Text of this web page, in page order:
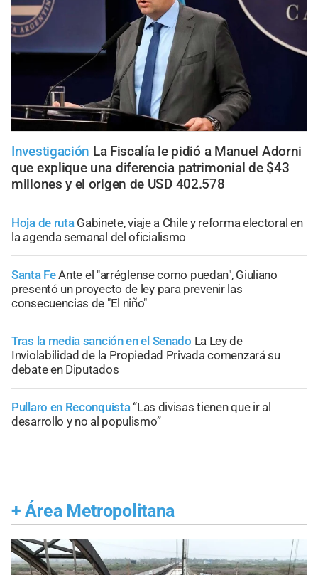
Investigación La Fiscalía le pidió a Manuel Adorni
que explique una diferencia patrimonial de $43
millones y el origen de USD 402.578
Hoja de ruta Gabinete, viaje a Chile y reforma electoral en
la agenda semanal del oficialismo
Santa FeAnte el "arréglense como puedan", Giuliano
presentó un proyecto de ley para prevenir las
consecuencias de "El niño"
Tras la media sanción en el Senado La Ley de
Inviolabilidad de la Propiedad Privada comenzará su
debate en Diputados
Pullaro en Reconquista“Las divisas tienen que ir al
desarrollo y no al populismo”
+ Área Metropolitana